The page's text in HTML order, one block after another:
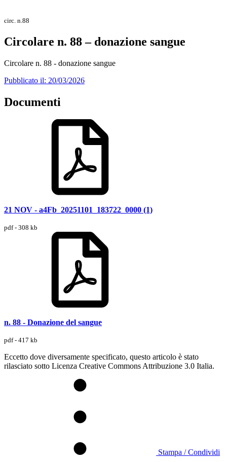
circ. n.88
Circolare n. 88 – donazione sangue
Circolare n. 88 - donazione sangue
Pubblicato il: 20/03/2026
Documenti
21 NOV - a4Fb_20251101_183722_0000 (1)
pdf - 308 kb
n. 88 - Donazione del sangue
pdf - 417 kb
Eccetto dove diversamente specificato, questo articolo è stato
rilasciato sotto Licenza Creative Commons Attribuzione 3.0 Italia.
Stampa / Condividi